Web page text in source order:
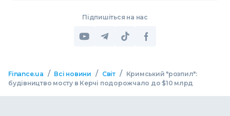
Підпишіться на нас
Finance.ua / Всі новини / Світ /
Кримський "розпил":
будівництво мосту в Керчі подорожчало до $10 млрд